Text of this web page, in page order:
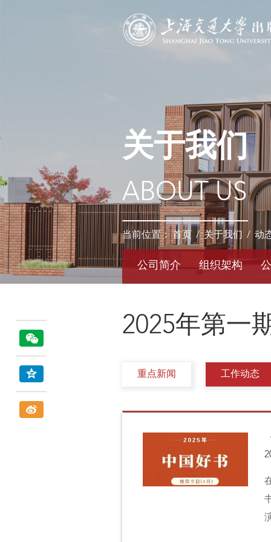
关于我们
ABOUT US
当前位置：首页 /关于我们 / 动
公司简介 组织架构
2025年第一
重点新闻 工作动态